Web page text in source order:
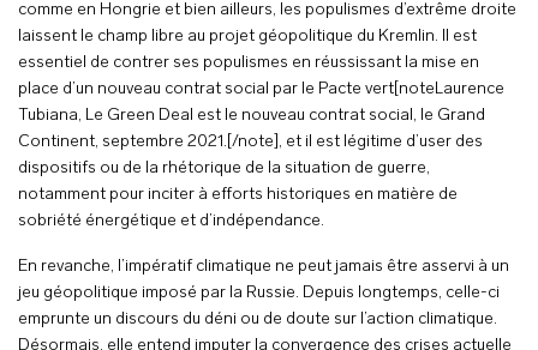
comme en Hongrie et bien ailleurs, les populismes d’extrême droite
laissent le champ libre au projet géopolitique du Kremlin. Il est
essentiel de contrer ses populismes en réussissant la mise en
place d’un nouveau contrat social par le Pacte vert[noteLaurence
Tubiana, Le Green Deal est le nouveau contrat social, le Grand
Continent, septembre 2021.[/note], et il est légitime d’user des
dispositifs ou de la rhétorique de la situation de guerre,
notamment pour inciter à efforts historiques en matière de
sobriété énergétique et d’indépendance.
En revanche, l’impératif climatique ne peut jamais être asservi à un
jeu géopolitique imposé par la Russie. Depuis longtemps, celle-ci
emprunte un discours du déni ou de doute sur l’action climatique.
Désormais, elle entend imputer la convergence des crises actuelle